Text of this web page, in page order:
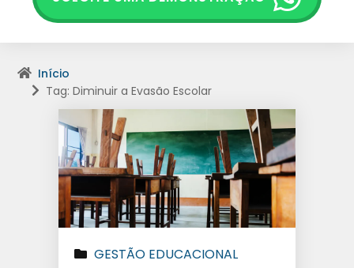
Início
Tag: Diminuir a Evasão Escolar
GESTÃO EDUCACIONAL